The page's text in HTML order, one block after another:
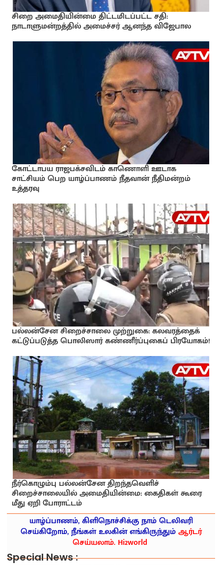
சிறை அமைதியின்மை திட்டமிடப்பட்ட சதி:
நாடாளுமன்றத்தில் அமைச்சர் ஆனந்த விஜேபால
கோட்டாபய ராஜபக்சவிடம் காணொளி ஊடாக
சாட்சியம் பெற யாழ்ப்பாணம் நீதவான் நீதிமன்றம்
உத்தரவு
பல்லன்சேன சிறைச்சாலை முற்றுகை: கலவரத்தைக்
கட்டுப்படுத்த பொலிஸார் கண்ணீர்ப்புகைப் பிரயோகம்!
நீர்கொழும்பு பல்லன்சேன திறந்தவெளிச்
சிறைச்சாலையில் அமைதியின்மை: கைதிகள் கூரை
மீது ஏறி போராட்டம்
யாழ்ப்பாணம், கிளிநொச்சிக்கு நாம் டெலிவரி
செய்கிறோம், நீங்கள் உலகின் எங்கிருந்தும்ஆர்டர்
செய்யலாம். Hi2world
Special News :